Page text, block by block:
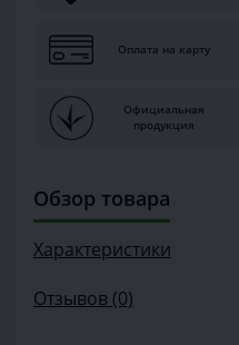
Оплата на карту
Официальная
продукция
Обзор товара
Характеристики
Отзывов (0)